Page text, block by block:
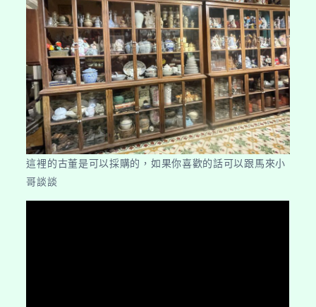
這裡的古董是可以採購的，如果你喜歡的話可以跟馬來小
哥談談